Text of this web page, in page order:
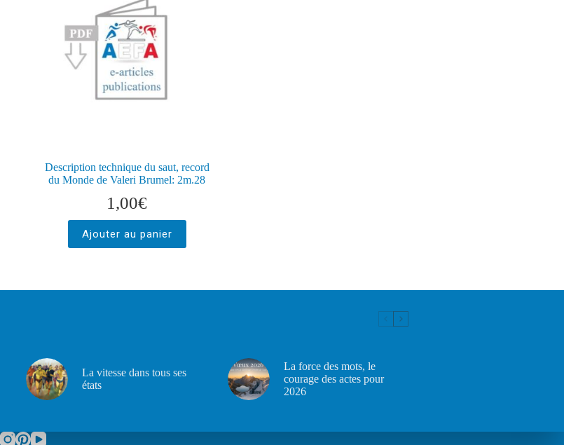
Description technique du saut, record
du Monde de Valeri Brumel: 2m.28
1,00€
Ajouter au panier
La vitesse dans tous ses
états
La force des mots, le
courage des actes pour
2026